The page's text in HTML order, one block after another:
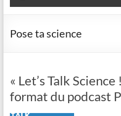
Pose ta science
« Let’s Talk
format du podcast